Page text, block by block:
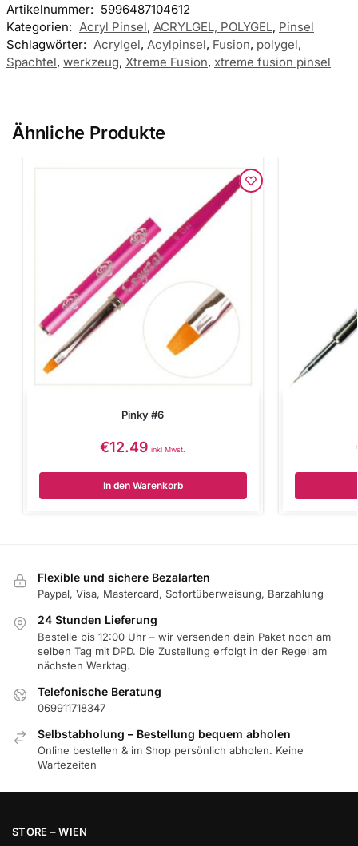
Artikelnummer: 5996487104612
Kategorien: Acryl Pinsel, ACRYLGEL, POLYGEL, Pinsel
Schlagwörter: Acrylgel, Acylpinsel, Fusion, polygel,
Spachtel, werkzeug, Xtreme Fusion, xtreme fusion pinsel
Ähnliche Produkte
Pinky #6
€12.49 inkl Mwst.
In den Warenkorb
Flexible und sichere Bezalarten
Paypal, Visa, Mastercard, Sofortüberweisung, Barzahlung
24 Stunden Lieferung
Bestelle bis 12:00 Uhr – wir versenden dein Paket noch am
selben Tag mit DPD. Die Zustellung erfolgt in der Regel am
nächsten Werktag.
Telefonische Beratung
069911718347
Selbstabholung – Bestellung bequem abholen
Online bestellen & im Shop persönlich abholen. Keine
Wartezeiten
STORE – WIEN